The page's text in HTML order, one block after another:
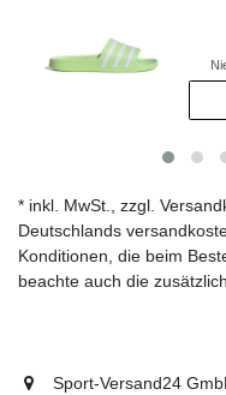
* inkl. MwSt., zzgl.
Deutschlands
Konditionen, die beim
beachte auch die
Sport-Versand24